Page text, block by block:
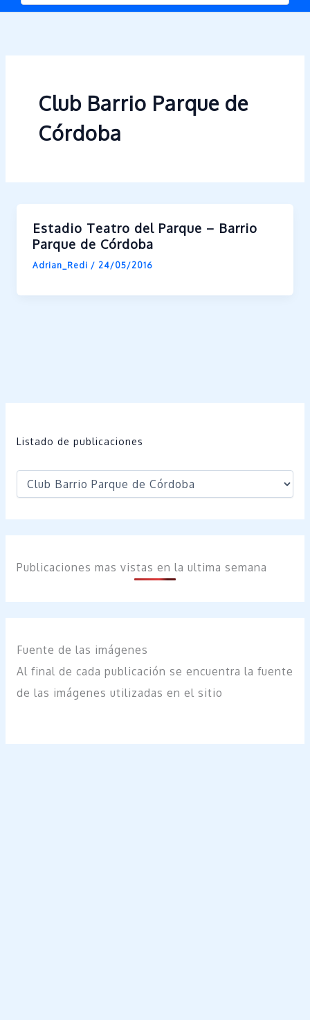
Club Barrio Parque de
Córdoba
Estadio Teatro del Parque – Barrio
Parque de Córdoba
Adrian_Redi / 24/05/2016
Listado de publicaciones
Publicaciones mas vistas en la ultima semana
Fuente de las imágenes
Al final de cada publicación se encuentra la fuente
de las imágenes utilizadas en el sitio